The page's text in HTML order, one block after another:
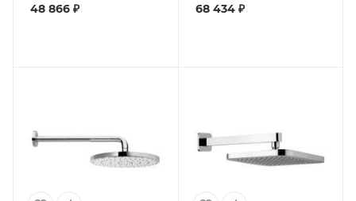
48 866 ₽ 68 434₽